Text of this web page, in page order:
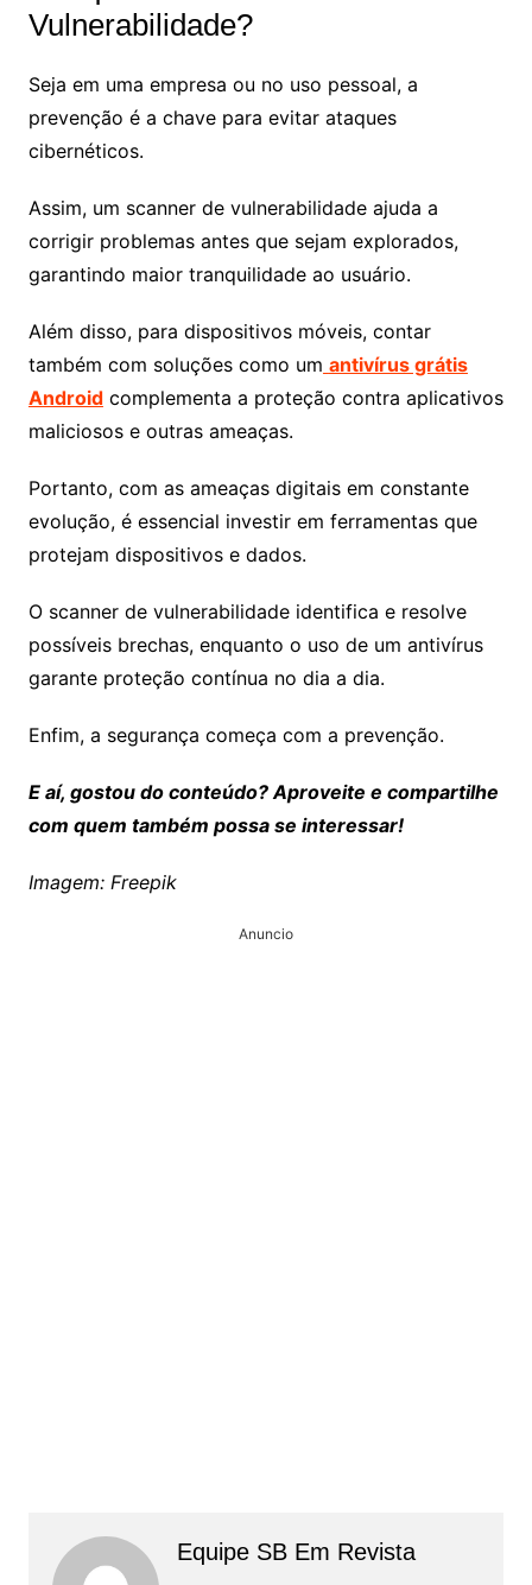
Vulnerabilidade?
Seja em uma empresa ou no uso pessoal, a
prevenção é a chave para evitar ataques
cibernéticos.
Assim, um scanner de vulnerabilidade ajuda a
corrigir problemas antes que sejam explorados,
garantindo maior tranquilidade ao usuário.
Além disso, para dispositivos móveis, contar
também com soluções como um antivírus grátis
Androidcomplementa a proteção contra aplicativos
maliciosos e outras ameaças.
Portanto, com as ameaças digitais em constante
evolução, é essencial investir em ferramentas que
protejam dispositivos e dados.
O scanner de vulnerabilidade identifica e resolve
possíveis brechas, enquanto o uso de um antivírus
garante proteção contínua no dia a dia.
Enfim, a segurança começa com a prevenção.
E aí, gostou do conteúdo? Aproveite e compartilhe
com quem também possa se interessar!
Imagem: Freepik
Anuncio
Equipe SB Em Revista